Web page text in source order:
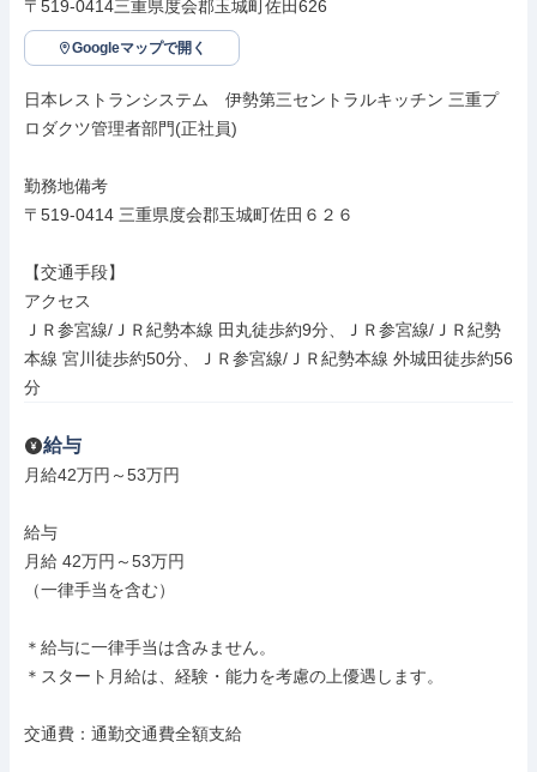
〒519-0414三重県度会郡玉城町佐田626
Googleマップで開く
日本レストランシステム　伊勢第三セントラルキッチン 三重プ
ロダクツ管理者部門(正社員)
勤務地備考
〒519-0414 三重県度会郡玉城町佐田６２６
【交通手段】
アクセス
ＪＲ参宮線/ＪＲ紀勢本線 田丸徒歩約9分、ＪＲ参宮線/ＪＲ紀勢
本線 宮川徒歩約50分、ＪＲ参宮線/ＪＲ紀勢本線 外城田徒歩約56
分
給与
月給42万円～53万円
給与
月給 42万円～53万円
（一律手当を含む）
＊給与に一律手当は含みません。
＊スタート月給は、経験・能力を考慮の上優遇します。
交通費：通勤交通費全額支給